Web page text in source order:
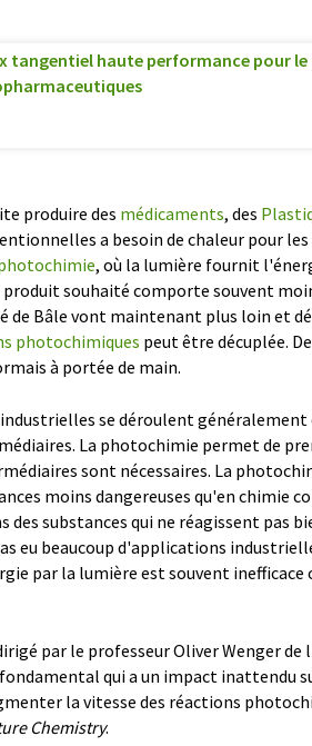
tangentiel haute performance pour le
produire des médicaments, des
a besoin de chaleur pour
, où la lumière fournit
souhaité comporte souvent
de Bâle vont maintenant plus loin et
photochimiques peut être décuplée.
à portée de main.
se déroulent
La photochimie permet de
sont nécessaires. La
moins dangereuses qu'en chimie
des substances qui ne réagissent pas
eu beaucoup d'applications
par la lumière est souvent inefficace
par le professeur Oliver Wenger
qui a un impact inattendu
la vitesse des réactions
Chemistry.